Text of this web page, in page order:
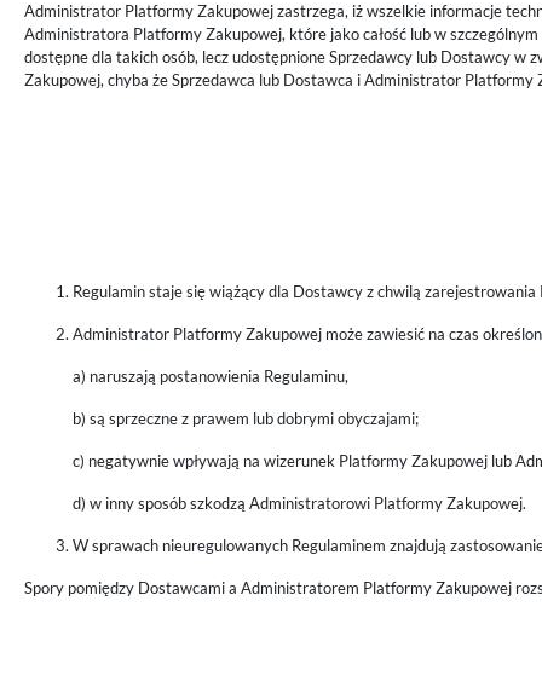
Administrator Platformy Zakupowej zastrzega, iż wszelkie informacje
Administratora Platformy Zakupowej, które jako całość lub w
dostępne dla takich osób, lecz udostępnione Sprzedawcy lub Dostawcy
Zakupowej, chyba że Sprzedawca lub Dostawca i Administrator
Regulamin staje się wiążący dla Dostawcy z chwilą
Administrator Platformy Zakupowej może zawiesić na czas
a) naruszają postanowienia Regulaminu,
b) są sprzeczne z prawem lub dobrymi obyczajami;
c) negatywnie wpływają na wizerunek Platformy Zakupowej lub
d) w inny sposób szkodzą Administratorowi Platformy Zakupowej.
W sprawach nieuregulowanych Regulaminem znajdują
Spory pomiędzy Dostawcami a Administratorem Platformy Zakupowej